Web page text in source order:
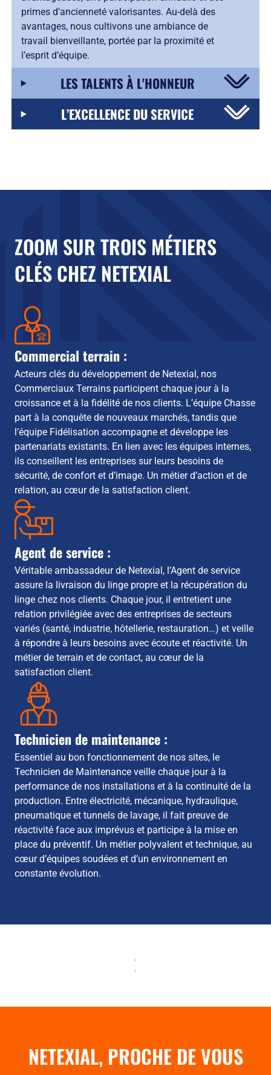
primes d’ancienneté valorisantes. Au-delà des
avantages, nous cultivons une ambiance de
travail bienveillante, portée par la proximité et
l’esprit d’équipe.
LES TALENTS À L'HONNEUR
L’EXCELLENCE DU SERVICE
ZOOM SUR TROIS MÉTIERS
CLÉS CHEZ NETEXIAL
Commercial terrain :
Acteurs clés du développement de Netexial, nos
Commerciaux Terrains participent chaque jour à la
croissance et à la fidélité de nos clients. L’équipe Chasse
part à la conquête de nouveaux marchés, tandis que
l’équipe Fidélisation accompagne et développe les
partenariats existants. En lien avec les équipes internes,
ils conseillent les entreprises sur leurs besoins de
sécurité, de confort et d’image. Un métier d’action et de
relation, au cœur de la satisfaction client.
Agent de service :
Véritable ambassadeur de Netexial, l’Agent de service
assure la livraison du linge propre et la récupération du
linge chez nos clients. Chaque jour, il entretient une
relation privilégiée avec des entreprises de secteurs
variés (santé, industrie, hôtellerie, restauration…) et veille
à répondre à leurs besoins avec écoute et réactivité. Un
métier de terrain et de contact, au cœur de la
satisfaction client.
Technicien de maintenance :
Essentiel au bon fonctionnement de nos sites, le
Technicien de Maintenance veille chaque jour à la
performance de nos installations et à la continuité de la
production. Entre électricité, mécanique, hydraulique,
pneumatique et tunnels de lavage, il fait preuve de
réactivité face aux imprévus et participe à la mise en
place du préventif. Un métier polyvalent et technique, au
cœur d’équipes soudées et d’un environnement en
constante évolution.
NETEXIAL, PROCHE DE VOUS